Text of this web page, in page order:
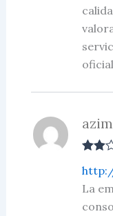
d2
out
of 5
La